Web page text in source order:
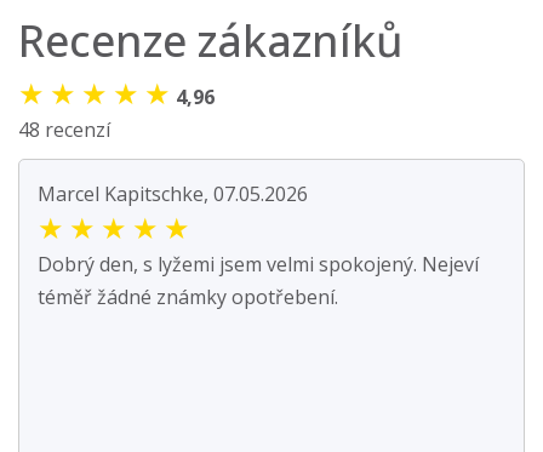
Recenze zákazníků
★ ★ ★ ★ ★ 4,96
48 recenzí
Marcel Kapitschke, 07.05.2026
★ ★ ★ ★ ★
Dobrý den, s lyžemi jsem velmi spokojený. Nejeví
téměř žádné známky opotřebení.